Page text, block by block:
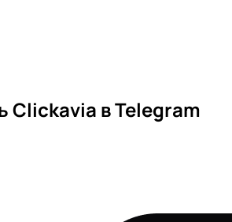
Clickavia в Telegram